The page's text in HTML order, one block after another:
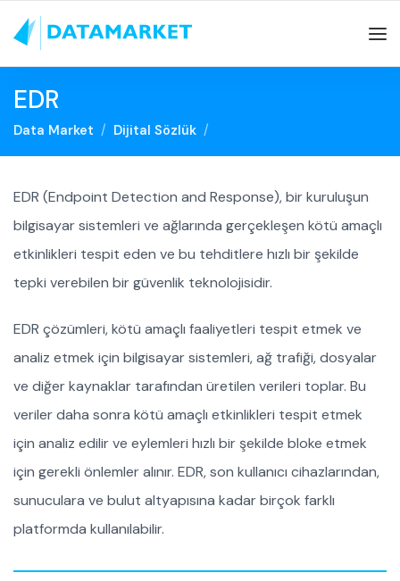
EDR
Data Market Dijital Sözlük
EDR (Endpoint Detection and Response), bir kuruluşun
bilgisayar sistemleri ve ağlarında gerçekleşen kötü amaçlı
etkinlikleri tespit eden ve bu tehditlere hızlı bir şekilde
tepki verebilen bir güvenlik teknolojisidir.
EDR çözümleri, kötü amaçlı faaliyetleri tespit etmek ve
analiz etmek için bilgisayar sistemleri, ağ trafiği, dosyalar
ve diğer kaynaklar tarafından üretilen verileri toplar. Bu
veriler daha sonra kötü amaçlı etkinlikleri tespit etmek
için analiz edilir ve eylemleri hızlı bir şekilde bloke etmek
için gerekli önlemler alınır. EDR, son kullanıcı cihazlarından,
sunuculara ve bulut altyapısına kadar birçok farklı
platformda kullanılabilir.